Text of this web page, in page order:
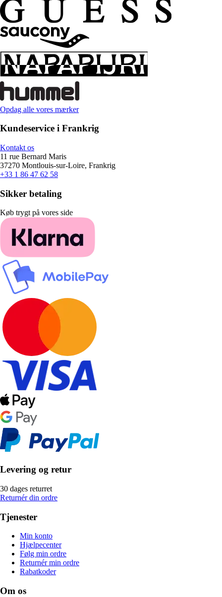
Opdag alle vores mærker
Kundeservice i Frankrig
Kontakt os
11 rue Bernard Maris
37270 Montlouis-sur-Loire, Frankrig
+33 1 86 47 62 58
Sikker betaling
Køb trygt på vores side
Levering og retur
30 dages returret
Returnér din ordre
Tjenester
Min konto
Hjælpecenter
Følg min ordre
Returnér min ordre
Rabatkoder
Om os